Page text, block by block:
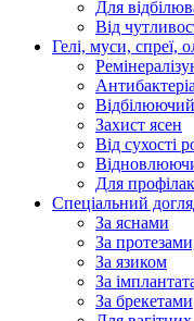
Для
Від
Гелі, муси, спреї,
Відбілюючий
Захист ясен
Від сухості
Для
Спеціальний
За яснами
За
За язиком
За
За брекетами